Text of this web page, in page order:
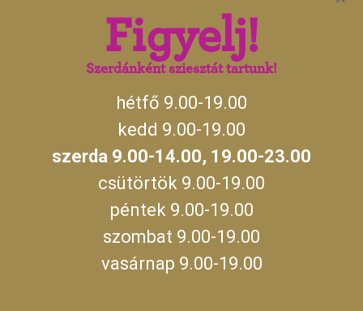
szerda
A jegykiadás utolsó időpontja zárás előtt fél órával.
MEGKÖZELÍTÉS
Kastélyunkat Gyula belvárosában, a Gyulai Várral szemben találod
úton, míg Szeged és Debrecen felől a 47-es úton, Békéscsabán
utcán vagy a Maróthy téren tudsz. Ha különjáratos busszal
érkeznétek, az előzetes egyeztetés alkalmával kérdezz rá a parkolás
Figyelj!
Szerdánként sziesztát tartunk!
hétfő 9.00-19.00
kedd 9.00-19.00
szerda 9.00-14.00, 19.00-23.00
csütörtök 9.00-19.00
péntek 9.00-19.00
szombat 9.00-19.00
vasárnap 9.00-19.00